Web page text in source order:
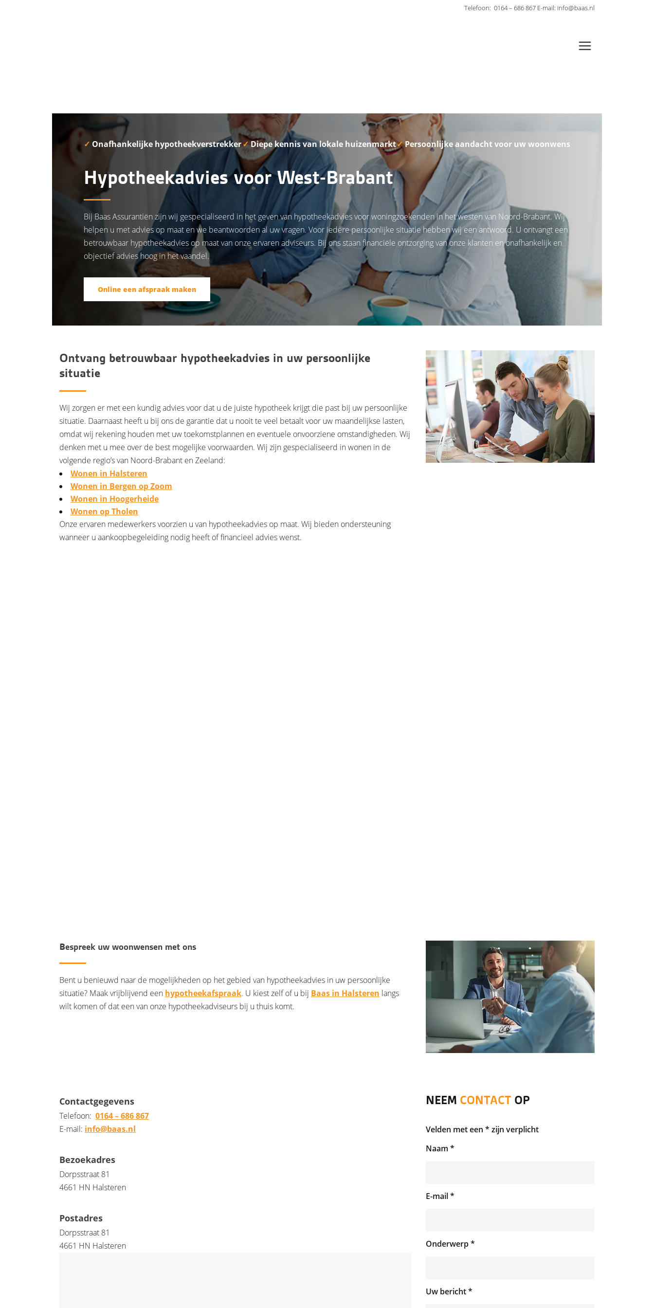
Telefoon: 0164 – 686 867 E-mail: info@baas.nl
✓ Onafhankelijke hypotheekverstrekker✓Diepe kennis van lokale huizenmarkt✓Persoonlijke aandacht voor uw woonwens
Hypotheekadvies voor West-Brabant
Bij Baas Assurantiën zijn wij gespecialiseerd in het geven van hypotheekadvies voor woningzoekenden in het westen van Noord-Brabant. Wij
helpen u met advies op maat en we beantwoorden al uw vragen. Voor iedere persoonlijke situatie hebben wij een antwoord. U ontvangt een
betrouwbaar hypotheekadvies op maat van onze ervaren adviseurs. Bij ons staan financiële ontzorging van onze klanten en onafhankelijk en
objectief advies hoog in het vaandel.
Online een afspraak maken
Ontvang betrouwbaar hypotheekadvies in uw persoonlijke
situatie
Wij zorgen er met een kundig advies voor dat u de juiste hypotheek krijgt die past bij uw persoonlijke
situatie. Daarnaast heeft u bij ons de garantie dat u nooit te veel betaalt voor uw maandelijkse lasten,
omdat wij rekening houden met uw toekomstplannen en eventuele onvoorziene omstandigheden. Wij
denken met u mee over de best mogelijke voorwaarden. Wij zijn gespecialiseerd in wonen in de
volgende regio’s van Noord-Brabant en Zeeland:
Wonen in Halsteren
Wonen in Bergen op Zoom
Wonen in Hoogerheide
Wonen op Tholen
Onze ervaren medewerkers voorzien u van hypotheekadvies op maat. Wij bieden ondersteuning
wanneer u aankoopbegeleiding nodig heeft of financieel advies wenst.
Bespreek uw woonwensen met ons
Bent u benieuwd naar de mogelijkheden op het gebied van hypotheekadvies in uw persoonlijke
situatie? Maak vrijblijvend een hypotheekafspraak. U kiest zelf of u bij Baas in Halsteren langs
wilt komen of dat een van onze hypotheekadviseurs bij u thuis komt.
Contactgegevens
Telefoon: 0164 – 686 867
E-mail: info@baas.nl
Bezoekadres
Dorpsstraat 81
4661 HN Halsteren
Postadres
Dorpsstraat 81
4661 HN Halsteren
NEEM CONTACT OP
Velden met een * zijn verplicht
Naam *
E-mail *
Onderwerp *
Uw bericht *